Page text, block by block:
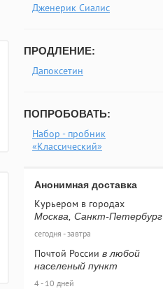
Дженерик Сиалис
ПРОДЛЕНИЕ:
Дапоксетин
ПОПРОБОВАТЬ:
Набор - пробник
«Классический»
Анонимная доставка
Курьером в городах
Москва, Санкт-Петербург
сегодня - завтра
Почтой России в любой
населеный пункт
4 - 10 дней